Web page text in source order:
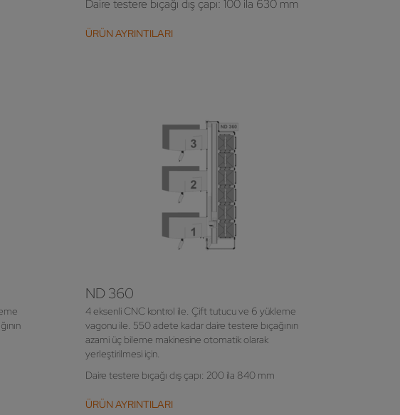
Daire testere bıçağı dış çapı: 100 ila 630 mm
ÜRÜN AYRINTILARI
ND 360
4 eksenli CNC kontrol ile. Çift tutucu ve 6 yükleme
vagonu ile. 550 adete kadar daire testere bıçağının
azami üç bileme makinesine otomatik olarak
yerleştirilmesi için.
Daire testere bıçağı dış çapı: 200 ila 840 mm
ÜRÜN AYRINTILARI